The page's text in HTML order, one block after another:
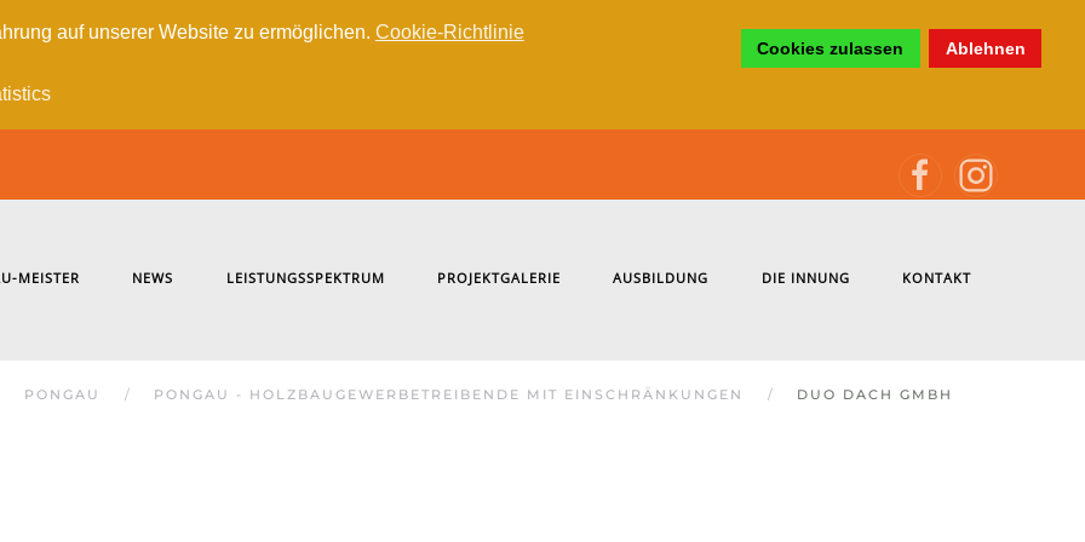
auf unserer Website zu ermöglichen. Cookie-Richtlinie
Cookies zulassen Ablehnen
MEISTER NEWS LEISTUNGSSPEKTRUM PROJEKTGALERIE AUSBILDUNG DIE INNUNG KONTAKT
PONGAU PONGAU - HOLZBAUGEWERBETREIBENDE MIT EINSCHRÄNKUNGEN DUO DACH GMBH